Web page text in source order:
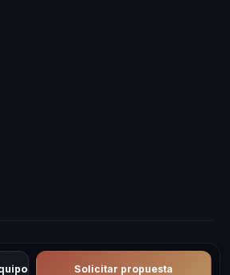
Solicitar propuesta
— Conferencistas y eventos
Todos los derechos reservados.